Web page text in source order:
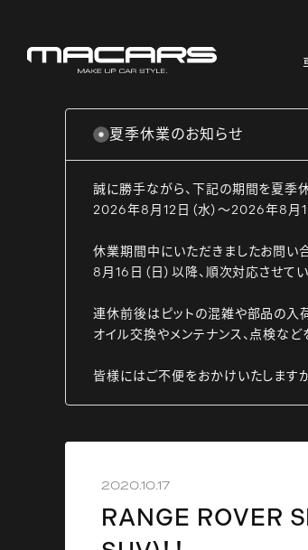
夏季休業のお知らせ
誠に勝手ながら、下記の期間を夏季
2026年8月12日（水）～2026年8月15
休業期間中にいただきましたお問い
8月16日（日）以降、順次対応させてい
連休前後はピットの混雑や部品の入
オイル交換やメンテナンス、点検な
皆様にはご不便をおかけいたします
2020.10.17
RANGE ROVER